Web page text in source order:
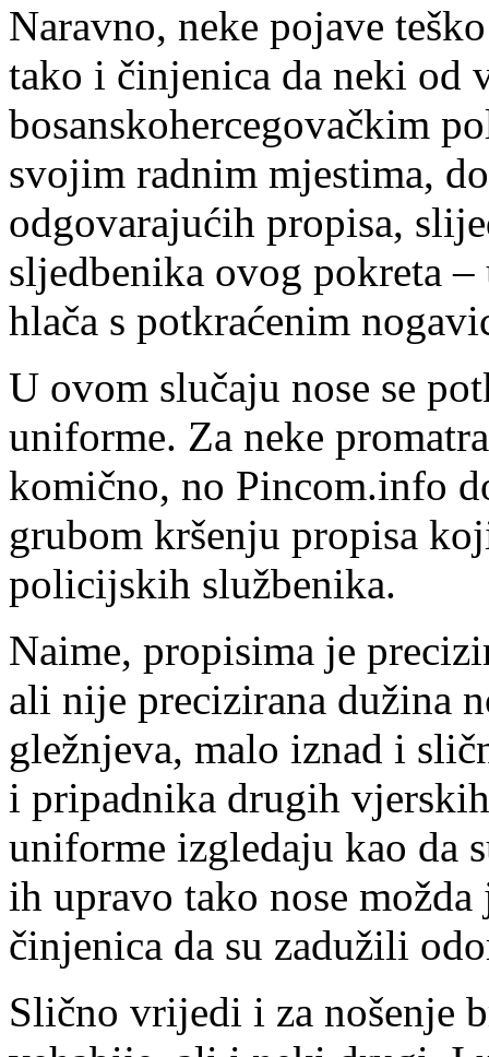
Naravno, neke pojave
tako i činjenica da neki od
bosanskohercegovačkim
svojim radnim mjestima,
odgovarajućih propisa,
sljedbenika ovog pokreta
hlača s potkraćenim
U ovom slučaju nose se
uniforme. Za neke
komično, no Pincom.info
grubom kršenju propisa
policijskih službenika.
Naime, propisima je
ali nije precizirana dužina
gležnjeva, malo iznad i
i pripadnika drugih
uniforme izgledaju kao da
ih upravo tako nose
činjenica da su zadužili
Slično vrijedi i za nošenje